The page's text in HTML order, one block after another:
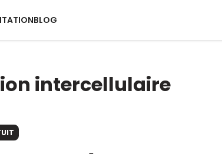
BLOG
intercellulaire